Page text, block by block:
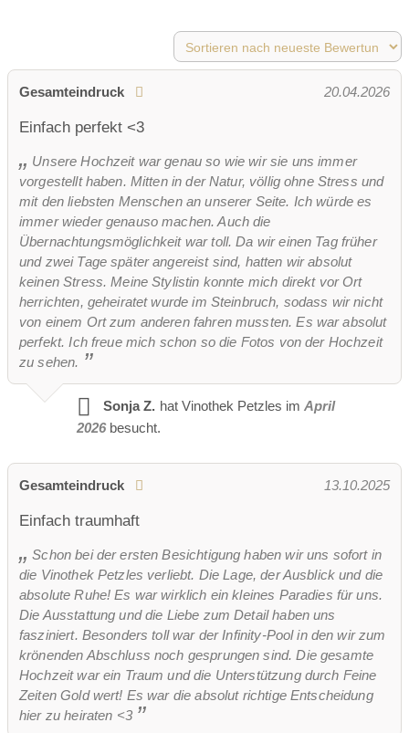
Gesamteindruck 20.04.2026
Einfach perfekt <3
Unsere Hochzeit war genau so wie wir sie uns immer
vorgestellt haben. Mitten in der Natur, völlig ohne Stress und
mit den liebsten Menschen an unserer Seite. Ich würde es
immer wieder genauso machen. Auch die
Übernachtungsmöglichkeit war toll. Da wir einen Tag früher
und zwei Tage später angereist sind, hatten wir absolut
keinen Stress. Meine Stylistin konnte mich direkt vor Ort
herrichten, geheiratet wurde im Steinbruch, sodass wir nicht
von einem Ort zum anderen fahren mussten. Es war absolut
perfekt. Ich freue mich schon so die Fotos von der Hochzeit
zu sehen.
Sonja Z. hat Vinothek Petzles im April
2026 besucht.
Gesamteindruck 13.10.2025
Einfach traumhaft
Schon bei der ersten Besichtigung haben wir uns sofort in
die Vinothek Petzles verliebt. Die Lage, der Ausblick und die
absolute Ruhe! Es war wirklich ein kleines Paradies für uns.
Die Ausstattung und die Liebe zum Detail haben uns
fasziniert. Besonders toll war der Infinity-Pool in den wir zum
krönenden Abschluss noch gesprungen sind. Die gesamte
Hochzeit war ein Traum und die Unterstützung durch Feine
Zeiten Gold wert! Es war die absolut richtige Entscheidung
hier zu heiraten <3